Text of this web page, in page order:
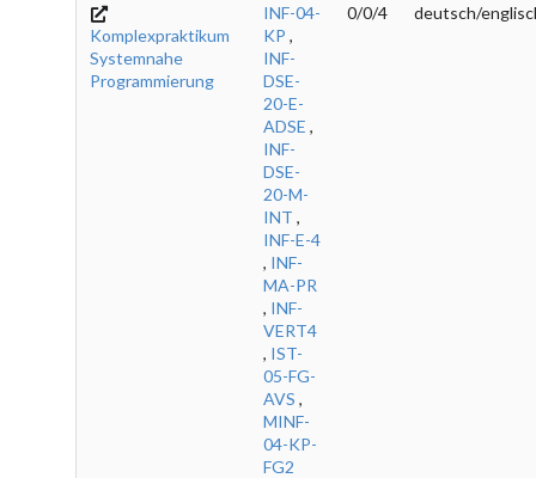
Komplexpraktikum
Systemnahe
Programmierung
INF-04-
KP ,
INF-
DSE-
20-E-
ADSE ,
INF-
DSE-
20-M-
INT ,
INF-E-4
, INF-
MA-PR
, INF-
VERT4
, IST-
05-FG-
AVS ,
MINF-
04-KP-
FG2
0/0/4 deutsch/